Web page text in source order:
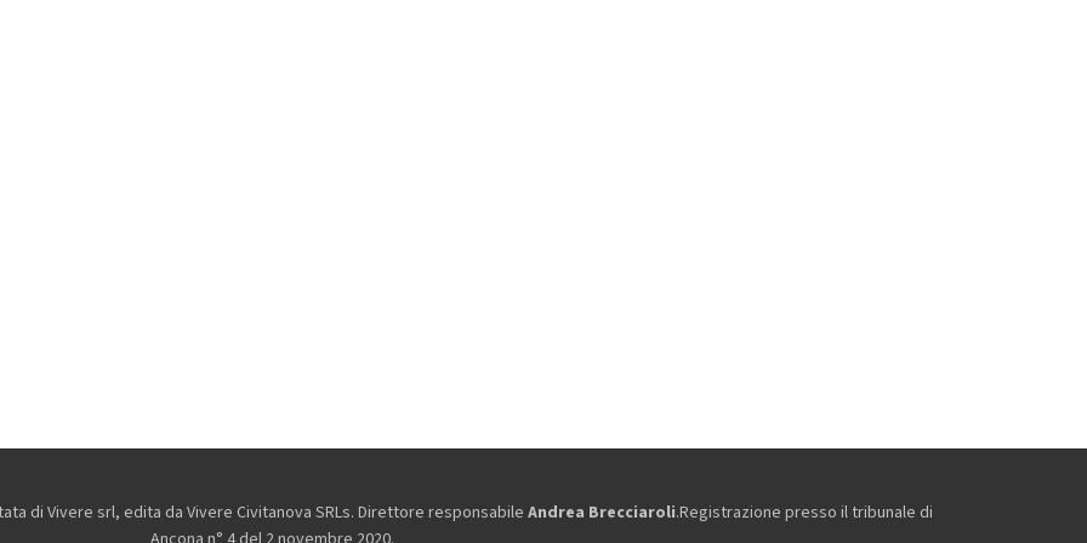
di Vivere srl, edita da Vivere Civitanova SRLs. Direttore responsabile Andrea Brecciaroli.Registrazione presso il tribunale di